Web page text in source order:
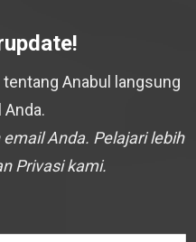
Anabul langsung
Anda.
Anda. Pelajari lebih
Privasi kami.